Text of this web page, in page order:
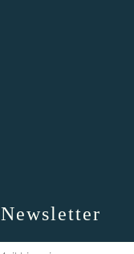
Newsletter